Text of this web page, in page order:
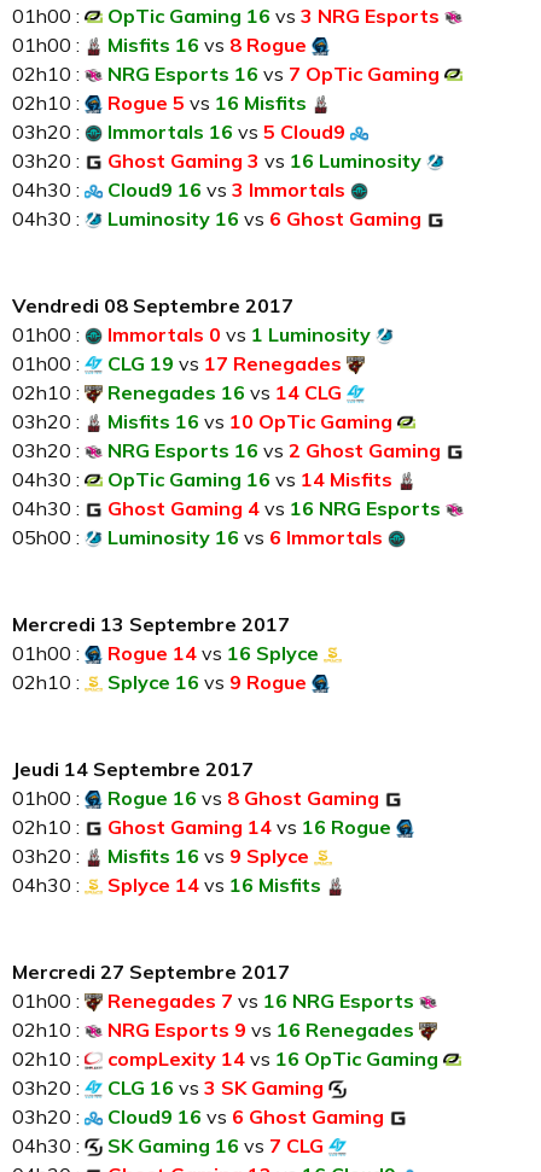
01h00 :
OpTic Gaming 16 vs 3 NRG Esports
01h00 :
Misfits 16 vs 8 Rogue
02h10 :
NRG Esports 16 vs 7 OpTic Gaming
02h10 :
Rogue 5 vs 16 Misfits
03h20 :
Immortals 16 vs 5 Cloud9
03h20 :
Ghost Gaming 3 vs 16 Luminosity
04h30 :
Cloud9 16 vs 3 Immortals
04h30 :
Luminosity 16 vs 6 Ghost Gaming
Vendredi 08 Septembre 2017
01h00 :
Immortals 0 vs 1 Luminosity
01h00 :
CLG 19 vs 17 Renegades
02h10 :
Renegades 16 vs 14 CLG
03h20 :
Misfits 16 vs 10 OpTic Gaming
03h20 :
NRG Esports 16 vs 2 Ghost Gaming
04h30 :
OpTic Gaming 16 vs 14 Misfits
04h30 :
Ghost Gaming 4 vs 16 NRG Esports
05h00 :
Luminosity 16 vs 6 Immortals
Mercredi 13 Septembre 2017
01h00 :
Rogue 14 vs 16 Splyce
02h10 :
Splyce 16 vs 9 Rogue
Jeudi 14 Septembre 2017
01h00 :
Rogue 16 vs 8 Ghost Gaming
02h10 :
Ghost Gaming 14 vs 16 Rogue
03h20 :
Misfits 16 vs 9 Splyce
04h30 :
Splyce 14 vs 16 Misfits
Mercredi 27 Septembre 2017
01h00 :
Renegades 7 vs 16 NRG Esports
02h10 :
NRG Esports 9 vs 16 Renegades
02h10 :
compLexity 14 vs 16 OpTic Gaming
03h20 :
CLG 16 vs 3 SK Gaming
03h20 :
Cloud9 16 vs 6 Ghost Gaming
04h30 :
SK Gaming 16 vs 7 CLG